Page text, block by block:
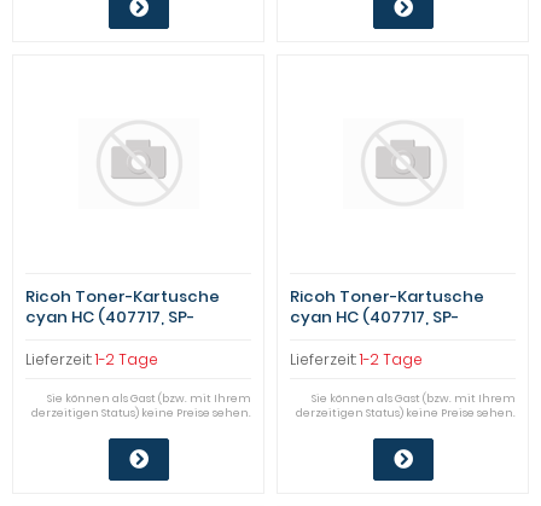
Ricoh Toner-Kartusche
cyan HC (407717, SP-
Lieferzeit:1-2 Tage
Sie können als Gast (bzw. mit Ihrem
derzeitigen Status) keine Preise sehen.
Ricoh Toner-Kartusche
cyan HC (407717, SP-
Lieferzeit:1-2 Tage
Sie können als Gast (bzw. mit Ihrem
derzeitigen Status) keine Preise sehen.